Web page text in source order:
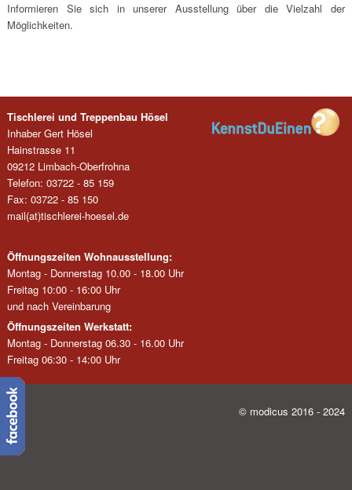
Informieren Sie sich in unserer Ausstellung über die Vielzahl der
Möglichkeiten.
Tischlerei und Treppenbau Hösel
Inhaber Gert Hösel
Hainstrasse 11
09212 Limbach-Oberfrohna
Telefon: 03722 - 85 159
Fax: 03722 - 85 150
mail(at)tischlerei-hoesel.de
Öffnungszeiten Wohnausstellung:
Montag - Donnerstag 10.00 - 18.00 Uhr
Freitag 10:00 - 16:00 Uhr
und nach Vereinbarung
Öffnungszeiten Werkstatt:
Montag - Donnerstag 06.30 - 16.00 Uhr
Freitag 06:30 - 14:00 Uhr
© modicus 2016 - 2024